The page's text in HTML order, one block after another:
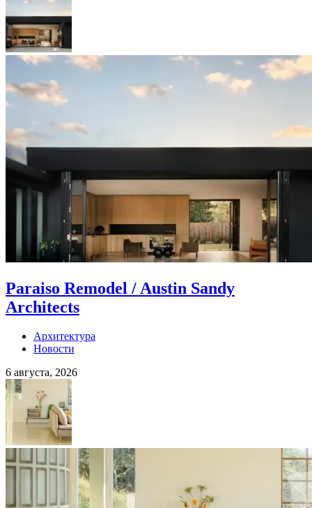
Paraiso Remodel / Austin Sandy
Architects
Архитектура
Новости
6 августа, 2026